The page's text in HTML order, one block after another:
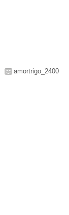
amortrigo_2400